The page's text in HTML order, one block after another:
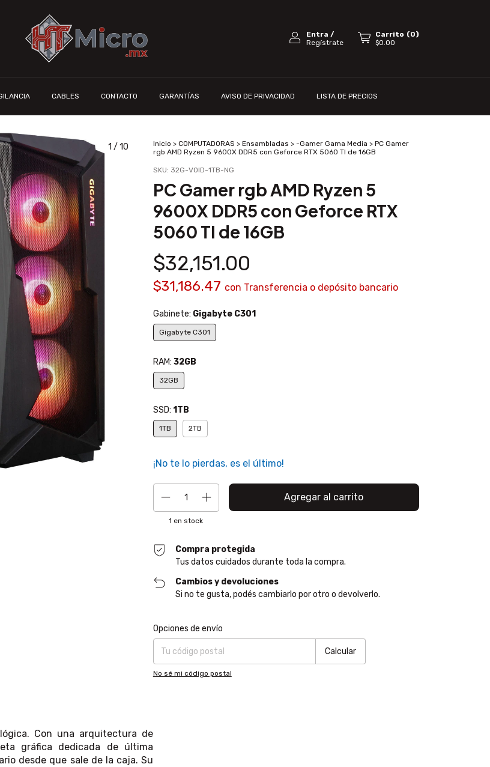
Entra /
Regístrate
Carrito (0)
$0.00
CABLES CONTACTO GARANTÍAS AVISO DE PRIVACIDAD LISTA DE PRECIOS
1 / 10 Inicio > COMPUTADORAS > Ensambladas > -Gamer Gama Media > PC Gamer
rgb AMD Ryzen 5 9600X DDR5 con Geforce RTX 5060 TI de 16GB
SKU: 32G-VOID-1TB-NG
PC Gamer rgb AMD Ryzen 5
9600X DDR5 con Geforce RTX
5060 TI de 16GB
$32,151.00
$31,186.47 con Transferencia o depósito bancario
Gabinete: Gigabyte C301
Gigabyte C301
RAM: 32GB
32GB
SSD: 1TB
1TB 2TB
¡No te lo pierdas, es el último!
1 en stock
Compra protegida
Tus datos cuidados durante toda la compra.
Cambios y devoluciones
Si no te gusta, podés cambiarlo por otro o devolverlo.
Entregas para el CP:
Opciones de envío
Calcular
No sé mi código postal
Con una arquitectura de
gráfica dedicada de última
desde que sale de la caja. Su